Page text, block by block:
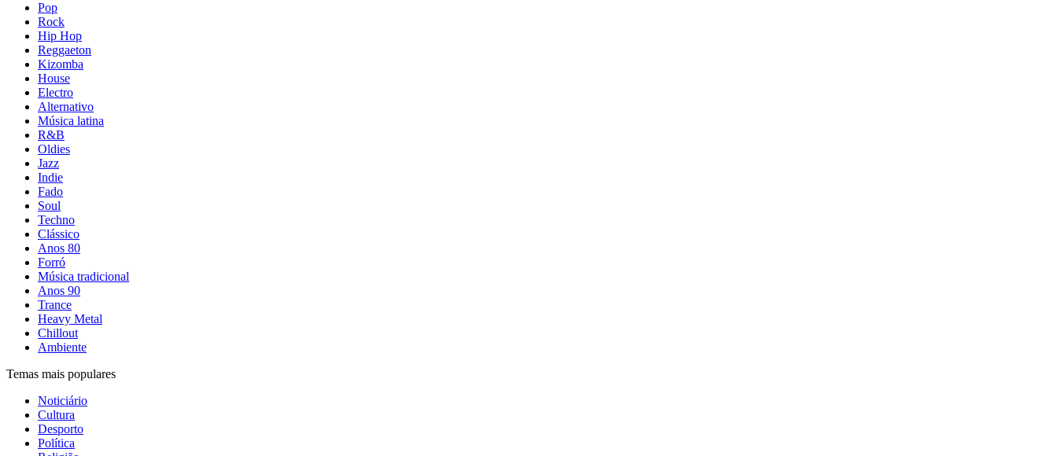
Pop
Rock
Hip Hop
Reggaeton
Kizomba
House
Electro
Alternativo
Música latina
R&B
Oldies
Jazz
Indie
Fado
Soul
Techno
Clássico
Anos 80
Forró
Música tradicional
Anos 90
Trance
Heavy Metal
Chillout
Ambiente
Temas mais populares
Noticiário
Cultura
Desporto
Política